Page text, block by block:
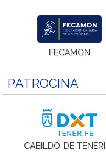
FECAMON
PATROCINA
CABILDO DE